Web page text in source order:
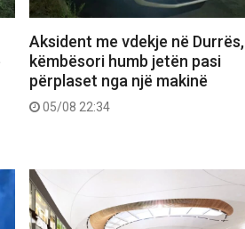
Aksident me vdekje në Durrës,
këmbësori humb jetën pasi
përplaset nga një makinë
05/08 22:34